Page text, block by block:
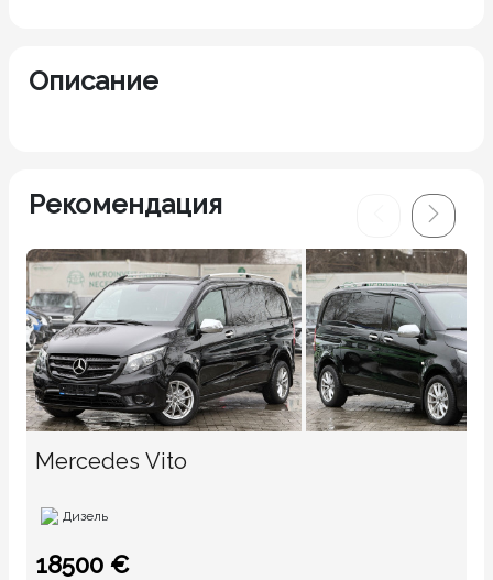
Описание
Рекомендация
Mercedes Vito
Дизель
18500 €